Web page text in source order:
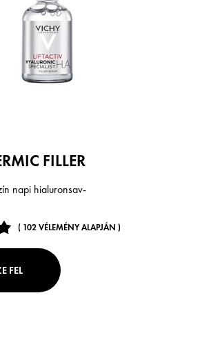
FILLER
napi hialuronsav-
( 102 VÉLEMÉNY ALAPJÁN )
FEDEZZE FEL